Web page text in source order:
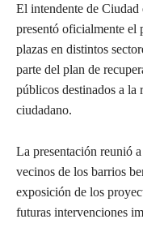
El intendente de Ciudad
presentó oficialmente el
plazas en distintos
parte del plan de
públicos destinados a la
ciudadano.
La presentación reunió
vecinos de los barrios
exposición de los
futuras intervenciones